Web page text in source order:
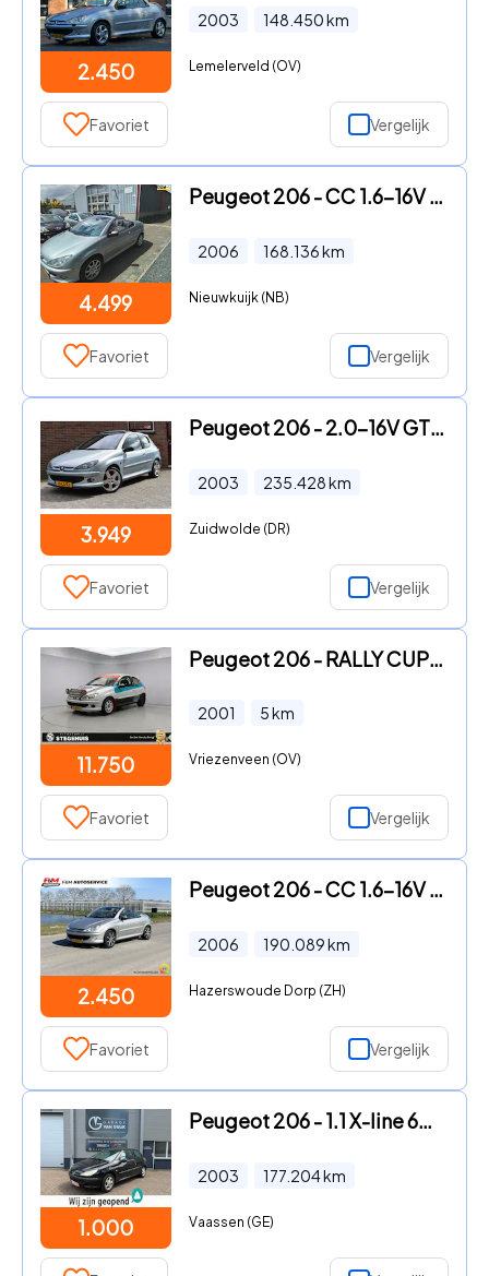
2.450
2003 148.450km
Lemelerveld (OV)
Favoriet Vergelijk
4.499
Peugeot 206 - CC 1.6-16V Quiksilver NL auto NAP km 168136 ZEER LUXS AICO E
2006 168.136km
Nieuwkuijk (NB)
Favoriet Vergelijk
3.949
Peugeot 206 - 2.0-16V GTI '03 Pano Leder Clima
2003 235.428km
Zuidwolde (DR)
Favoriet Vergelijk
11.750
Peugeot 206 - RALLY CUP NC4
2001 5km
Vriezenveen (OV)
Favoriet Vergelijk
2.450
Peugeot 206 - CC 1.6-16V Roland Garros Clima, radio
2006 190.089km
Hazerswoude Dorp (ZH)
Favoriet Vergelijk
1.000
Peugeot 206 - 1.1 X-line 60PK ElektrRamen, Isofix, Lmv, Radio/Cd-Speler, B
2003 177.204km
Vaassen (GE)